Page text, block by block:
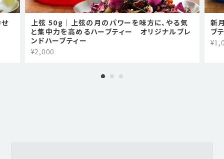
上弦 50g｜上弦の月のパワーを味方に、やる気
と集中力を高めるハーブティー オリジナルブレ
ンドハーブティー
¥2,000
新
ブ